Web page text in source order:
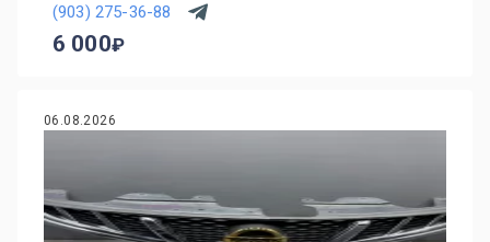
(903) 275-36-88
6 000
06.08.2026